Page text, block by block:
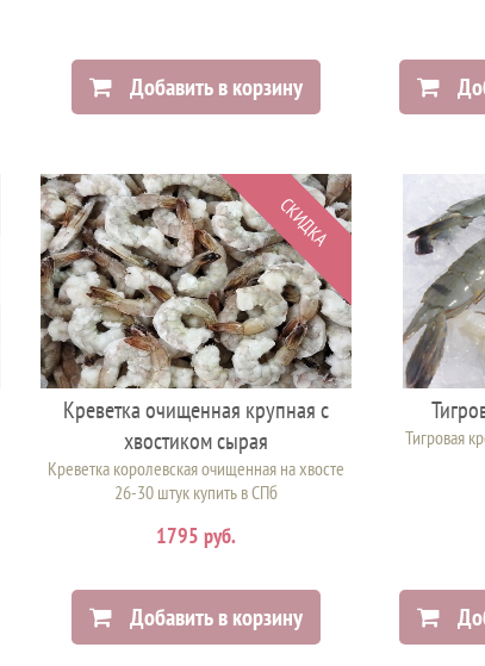
Добавить в корзину
СКИДКА
Креветка очищенная крупная с
хвостиком сырая
Креветка королевская очищенная на хвосте
26-30 штук купить в СПб
1795 руб.
Добавить в корзину
Тигровая